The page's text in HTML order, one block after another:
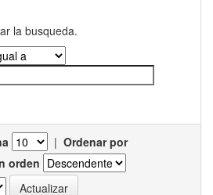
la busqueda.
| Ordenar por
orden